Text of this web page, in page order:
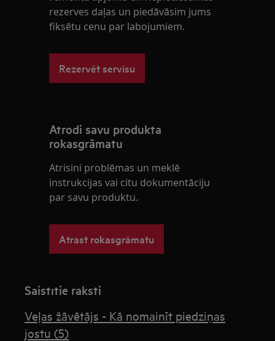
rezerves daļas un piedāvāsim jums
fiksētu cenu par labojumiem.
Rezervēt servisu
Atrodi savu produkta
rokasgrāmatu
Atrisini problēmas un meklē
instrukcijas vai citu dokumentāciju
par savu produktu.
Atrast rokasgrāmatu
Saistītie raksti
Veļas žāvētājs - Kā nomainīt piedziņas
jostu (5)